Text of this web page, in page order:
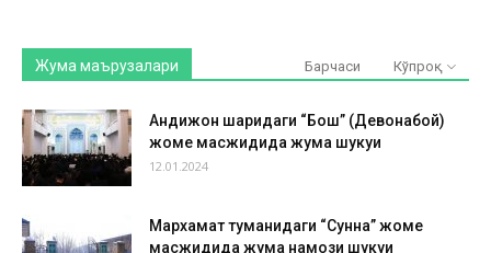
Жума маърузалари Барчаси Кўпроқ
Андижон шаҳридаги “Бош” (Девонабой)
жоме масжидида жума шукуҳи
12.01.2024
Мархамат туманидаги “Сунна” жоме
масжидида жума намози шукуҳи